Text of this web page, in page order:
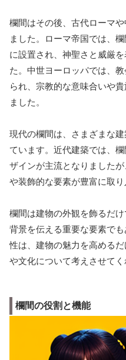
欄間はその後、古代ローマ
ました。ローマ帝国では、
に設置され、神聖さと威厳
た。中世ヨーロッパでは、
られ、宗教的な意味合いや
ました。
現代の欄間は、さまざまな
ています。近代建築では、
ザインが主流となりました
や装飾的な要素が豊富に取り
欄間は建物の外観を飾るだ
背景を伝える重要な要素で
性は、建物の魅力を高める
や文化について考えさせてく
欄間の役割と機能